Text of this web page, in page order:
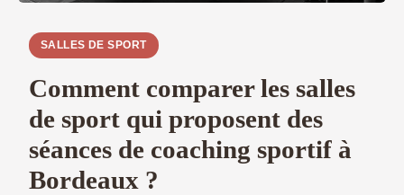
SALLES DE SPORT
Comment comparer les salles
de sport qui proposent des
séances de coaching sportif à
Bordeaux ?